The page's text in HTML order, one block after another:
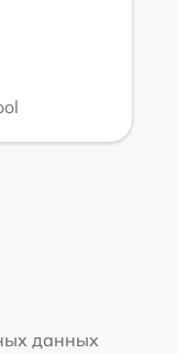
данных